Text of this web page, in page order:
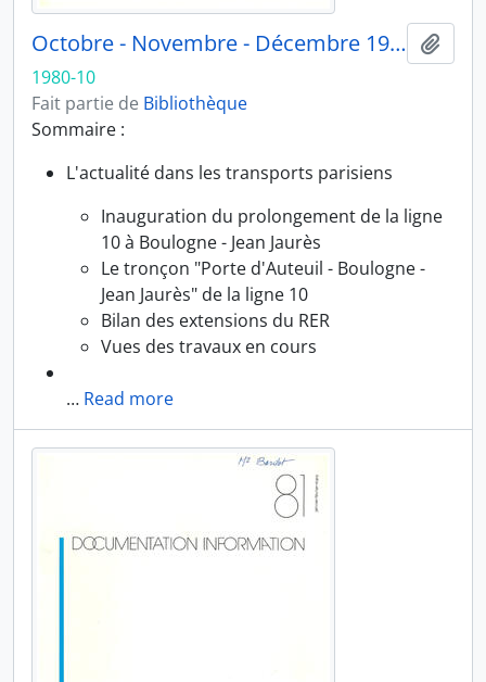
Octobre - Novembre - Décembre 1980
1980-10
Fait partie de Bibliothèque
Sommaire :
L'actualité dans les transports parisiens
Inauguration du prolongement de la ligne
10 à Boulogne - Jean Jaurès
Le tronçon "Porte d'Auteuil - Boulogne -
Jean Jaurès" de la ligne 10
Bilan des extensions du RER
Vues des travaux en cours
… Read more